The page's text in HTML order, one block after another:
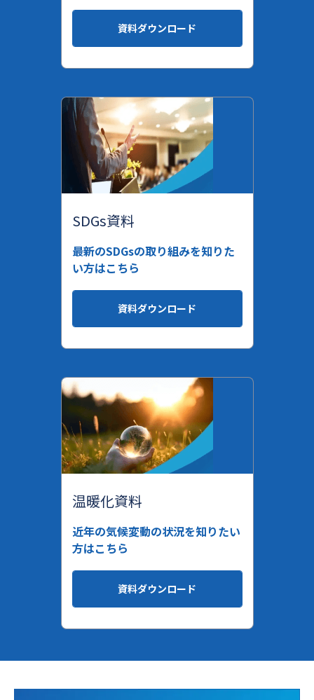
資料ダウンロード
SDGs資料
最新のSDGsの取り組みを知りた
い方はこちら
資料ダウンロード
温暖化資料
近年の気候変動の状況を知りたい
方はこちら
資料ダウンロード